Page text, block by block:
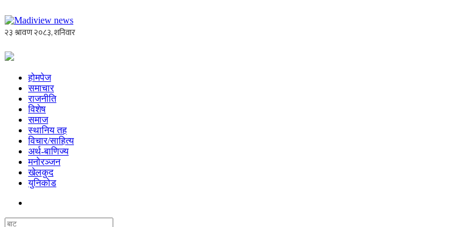
होमपेज
समाचार
राजनीति
विशेष
समाज
स्थानिय तह
विचार/साहित्य
अर्थ-बाणिज्य
मनोरञ्जन
खेलकुद
युनिकोड